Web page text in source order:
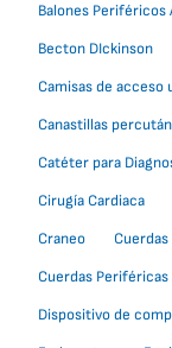
Balones Periféricos
Becton DIckinson
Camisas de acceso
Canastillas
Catéter para
Cirugía Cardiaca
Craneo
Cuerdas
Dispositivo de